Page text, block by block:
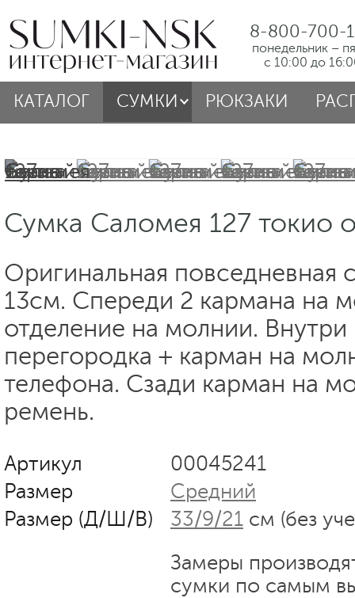
8-800-700-
понедельник –
с 10:00 до
КАТАЛОГ СУМКИ РЮКЗАКИ
Сумка Саломея 127 токио
Оригинальная повседневная
13см. Спереди 2 кармана на
отделение на молнии.
перегородка + карман на
телефона. Сзади карман на
ремень.
Артикул
00045241
Размер
Средний
Размер (Д/Ш/В)
33/9/21 см (без
Замеры
сумки по самым